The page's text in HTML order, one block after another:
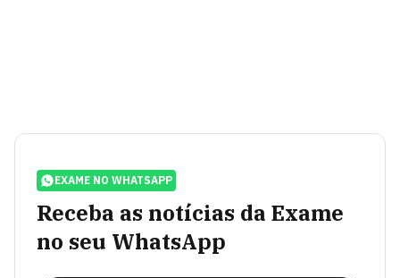
EXAME NO WHATSAPP
Receba as notícias da Exame
no seu WhatsApp